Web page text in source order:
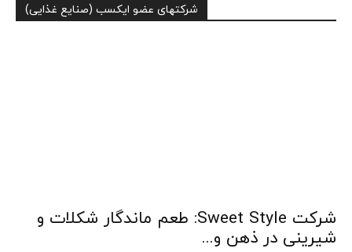
شرکتهای عضو ایکسب (صنایع غذایی)
شرکت Sweet Style: طعم ماندگار شکلات و
شیرینی در ذهن و...